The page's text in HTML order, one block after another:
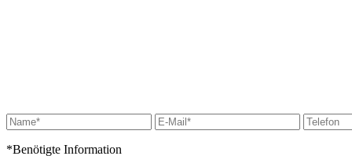
*Benötigte Information